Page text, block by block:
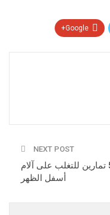
Google+
NEXT POST
5 تمارين للتغلب على آلام
أسفل الظهر